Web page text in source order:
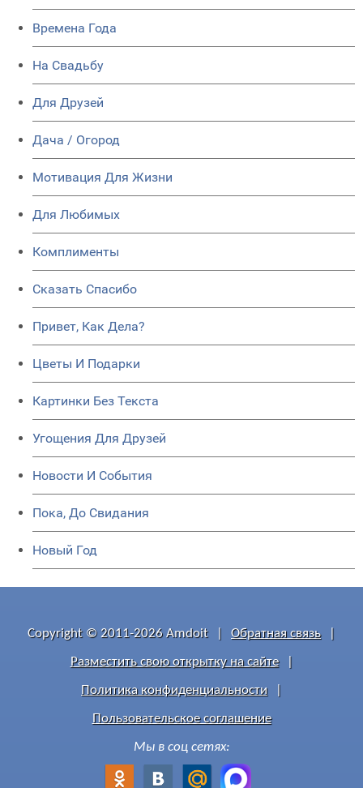
Времена Года
На Свадьбу
Для Друзей
Дача / Огород
Мотивация Для Жизни
Для Любимых
Комплименты
Сказать Спасибо
Привет, Как Дела?
Цветы И Подарки
Картинки Без Текста
Угощения Для Друзей
Новости И События
Пока, До Свидания
Новый Год
Copyright © 2011-2026 Amdoit Обратная связь
Разместить свою открытку на сайте
Политика конфиденциальности
Пользовательское соглашение
Мы в соц сетях: